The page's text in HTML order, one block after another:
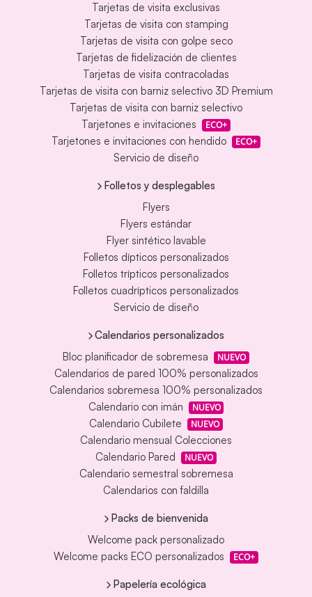
Tarjetas de visita exclusivas
Tarjetas de visita con stamping
Tarjetas de visita con golpe seco
Tarjetas de fidelización de clientes
Tarjetas de visita contracoladas
Tarjetas de visita con barniz selectivo 3D Premium
Tarjetas de visita con barniz selectivo
Tarjetones e invitaciones
ECO+
Tarjetones e invitaciones con hendido ECO+
Servicio de diseño
Folletos y desplegables
Flyers
Flyers estándar
Flyer sintético lavable
Folletos dípticos personalizados
Folletos trípticos personalizados
Folletos cuadrípticos personalizados
Servicio de diseño
Calendarios personalizados
Bloc planificador de sobremesa
NUEVO
Calendarios de pared 100% personalizados
Calendarios sobremesa 100% personalizados
Calendario con imán
NUEVO
Calendario Cubilete NUEVO
Calendario mensual Colecciones
Calendario Pared
NUEVO
Calendario semestral sobremesa
Calendarios con faldilla
Packs de bienvenida
Welcome pack personalizado
Welcome packs ECO personalizados
ECO+
Papelería ecológica